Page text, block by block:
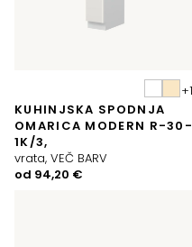
KUHINJSKA SPODNJA
OMARICA MODERN R-30-
1K/3,
vrata, VEČ BARV
od 94,20 €